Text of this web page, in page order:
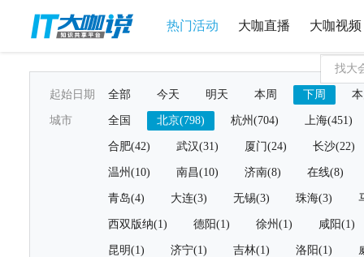
热门活动 大咖直播 大咖视频
起始日期 全部 今天 明天 本周 下周
城市 全国 北京(798) 杭州(704) 上海(451)
合肥(42) 武汉(31) 厦门(24) 长沙(22)
温州(10) 南昌(10) 济南(8) 在线(8)
青岛(4) 大连(3) 无锡(3) 珠海(3)
西双版纳(1) 德阳(1) 徐州(1) 咸阳(1)
昆明(1) 济宁(1) 吉林(1) 洛阳(1)